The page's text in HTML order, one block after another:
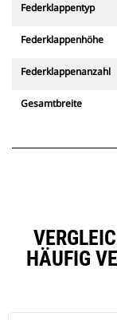
Federklappentyp
Federklappenhöhe
Federklappenanzahl
Gesamtbreite
HÄUFIG